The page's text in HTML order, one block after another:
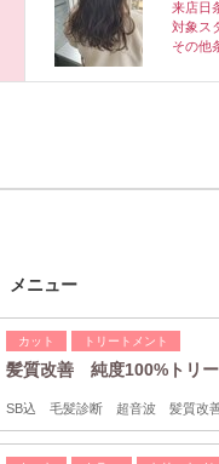
来店日
対象ス
その他
メニュー
カット トリートメント
髪質改善 純度100%トリ
SB込 毛髪診断 超音波 髪質改善